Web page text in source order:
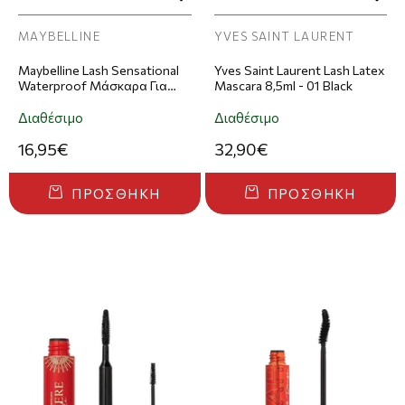
MAYBELLINE
Maybelline Lash Sensational
Waterproof Μάσκαρα Για
Black
Διαθέσιμο
16,95€
ΠΡΟΣΘΉΚΗ
YVES SAINT LAURENT
Yves Saint Laurent Lash Latex
Mascara 8,5ml - 01 Black
Διαθέσιμο
32,90€
ΠΡΟΣΘΉΚΗ